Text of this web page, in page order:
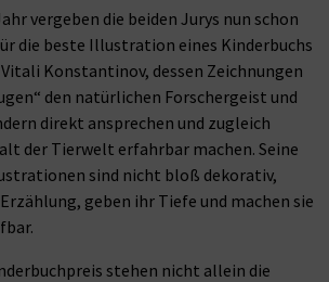
vergeben die beiden Jurys nun schon
die beste Illustration eines Kinderbuchs
Konstantinov, dessen Zeichnungen
den natürlichen Forschergeist und
direkt ansprechen und zugleich
der Tierwelt erfahrbar machen. Seine
sind nicht bloß dekorativ,
geben ihr Tiefe und machen sie
stehen nicht allein die